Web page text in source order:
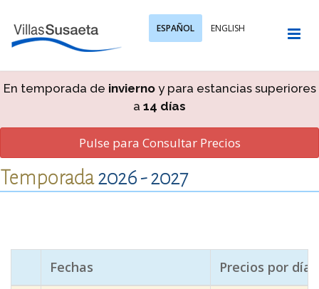
ESPAÑOL ENGLISH
En temporada de inviernoy para estancias superiores
a 14 días
Pulse para Consultar Precios
Temporada2026 - 2027
Fechas Precios por día